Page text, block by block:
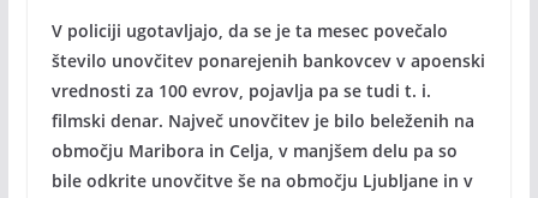
V policiji ugotavljajo, da se je ta mesec povečalo
število unovčitev ponarejenih bankovcev v apoenski
vrednosti za 100 evrov, pojavlja pa se tudi t. i.
filmski denar. Največ unovčitev je bilo beleženih na
območju Maribora in Celja, v manjšem delu pa so
bile odkrite unovčitve še na območju Ljubljane in v